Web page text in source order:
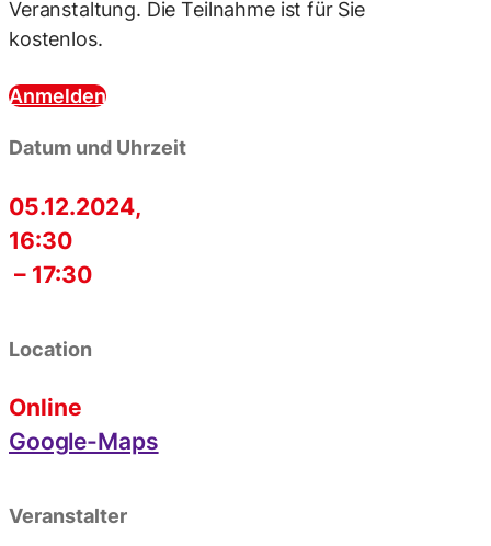
Veranstaltung. Die Teilnahme ist für Sie
kostenlos.
Anmelden
Datum und Uhrzeit
05.12.2024,
16:30
– 17:30
Location
Online
Google-Maps
Veranstalter